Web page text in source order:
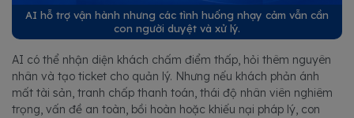
AI hỗ trợ vận hành nhưng các tình huống nhạy cảm vẫn cần
con người duyệt và xử lý.
AI có thể nhận diện khách chấm điểm thấp, hỏi thêm nguyên
nhân và tạo ticket cho quản lý. Nhưng nếu khách phản ánh
mất tài sản, tranh chấp thanh toán, thái độ nhân viên nghiêm
trọng, vấn đề an toàn, bồi hoàn hoặc khiếu nại pháp lý, con